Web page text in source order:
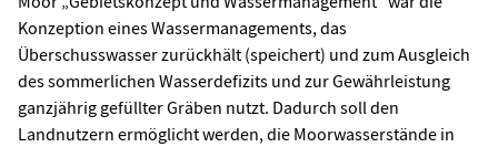
Konzeption eines Wassermanagements, das
Überschusswasser zurückhält (speichert) und zum Ausgleich
des sommerlichen Wasserdefizits und zur Gewährleistung
ganzjährig gefüllter Gräben nutzt. Dadurch soll den
Landnutzern ermöglicht werden, die Moorwasserstände in